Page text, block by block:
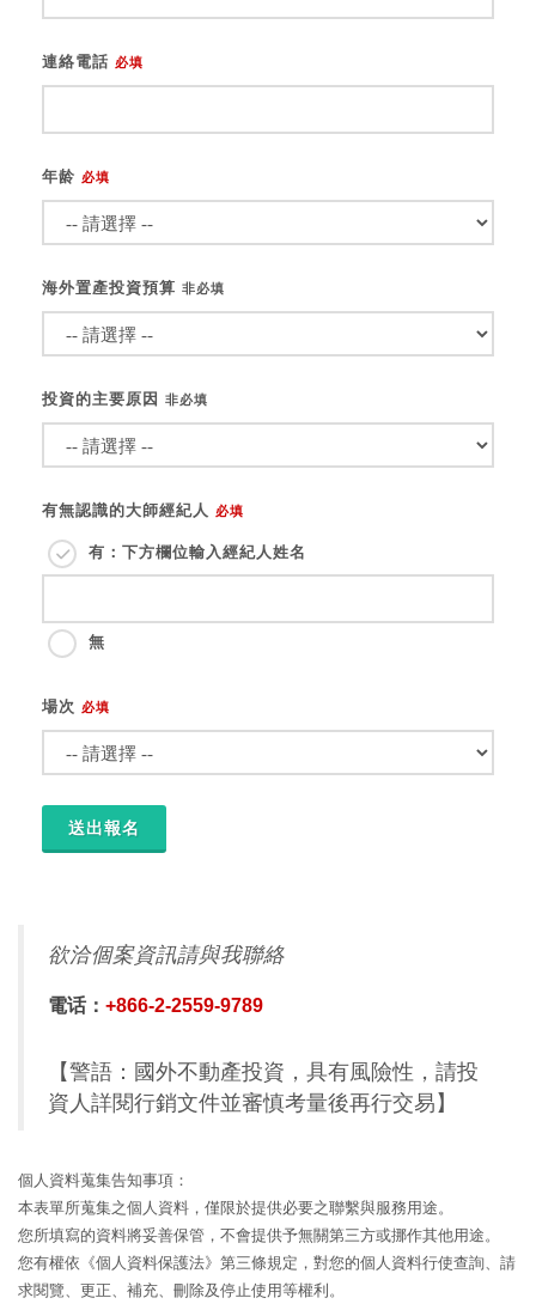
連絡電話 必填
年龄 必填
海外置產投資預算 非必填
投資的主要原因 非必填
有無認識的大師經紀人 必填
有：下方欄位輸入經紀人姓名
無
場次 必填
欲洽個案資訊請與我聯絡
電话： +866-2-2559-9789
【警語：國外不動產投資，具有風險性，請投
資人詳閱行銷文件並審慎考量後再行交易】
個人資料蒐集告知事項：
本表單所蒐集之個人資料，僅限於提供必要之聯繫與服務用途。
您所填寫的資料將妥善保管，不會提供予無關第三方或挪作其他用途。
您有權依《個人資料保護法》第三條規定，對您的個人資料行使查詢、請
求閱覽、更正、補充、刪除及停止使用等權利。